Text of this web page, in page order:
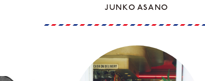
JUNKO ASANO